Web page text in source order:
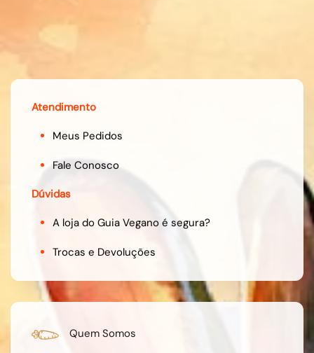
Atendimento
Meus Pedidos
Fale Conosco
Dúvidas
A loja do Guia Vegano é segura?
Trocas e Devoluções
Quem Somos